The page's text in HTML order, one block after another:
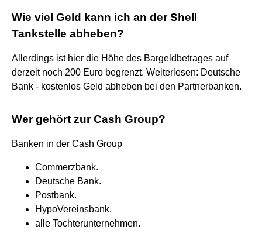
Wie viel Geld kann ich an der Shell
Tankstelle abheben?
Allerdings ist hier die Höhe des Bargeldbetrages auf
derzeit noch 200 Euro begrenzt. Weiterlesen: Deutsche
Bank - kostenlos Geld abheben bei den Partnerbanken.
Wer gehört zur Cash Group?
Banken in der Cash Group
Commerzbank.
Deutsche Bank.
Postbank.
HypoVereinsbank.
alle Tochterunternehmen.